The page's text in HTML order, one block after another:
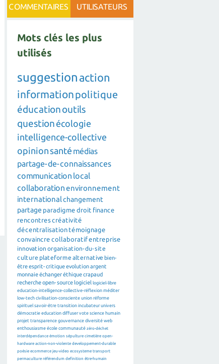
COMMENTAIRES UTILISATEURS
Mots clés les plus
utilisés
suggestion action
informationpolitique
éducationoutils
question écologie
intelligence-collective
opinion santé médias
partage-de-connaissances
communication local
collaborationenvironnement
internationalchangement
partage paradigme droit finance
rencontrescréativité
décentralisation témoignage
convaincre collaboratifentreprise
innovation organisation-du-site
culture plateforme alternative bien-
êtreesprit-critiqueevolutionargent
monnaieéchangeréthiquecrapaud
rechercheopen-source logiciel logiciel-libre
education-intelligence-collective-réflexion méditer
low-tech civilisation-consciente union réforme
spirituel savoir-être transition incubateur univers
démocratie education diffuser vote science humain
projet transparence gouvernance diversité web
enthousiasme école communauté zéro-déchet
interdépendance émotion sépulture cimetière open-
hardware action-non-violente developpement-durable
poésie ecommerce jeu-video ecosysteme transport
permaculture référendum definition être-humain